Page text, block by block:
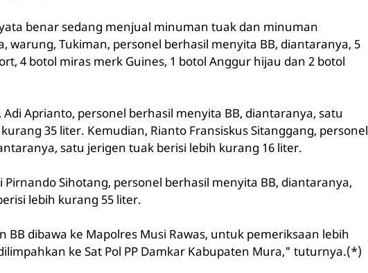
benar sedang menjual minuman tuak dan minuman
warung, Tukiman, personel berhasil menyita BB, diantaranya, 5
4 botol miras merk Guines, 1 botol Anggur hijau dan 2 botol
Aprianto, personel berhasil menyita BB, diantaranya, satu
35 liter. Kemudian, Rianto Fransiskus Sitanggang, personel
satu jerigen tuak berisi lebih kurang 16 liter.
Pirnando Sihotang, personel berhasil menyita BB, diantaranya,
lebih kurang 55 liter.
BB dibawa ke Mapolres Musi Rawas, untuk pemeriksaan lebih
ke Sat Pol PP Damkar Kabupaten Mura," tuturnya.(*)